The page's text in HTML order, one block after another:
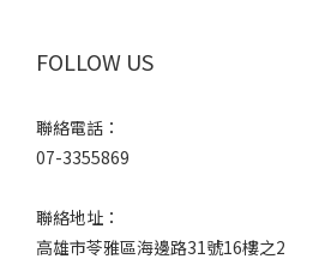
FOLLOW US
聯絡電話：
07-3355869
聯絡地址：
高雄市苓雅區海邊路31號16樓之2